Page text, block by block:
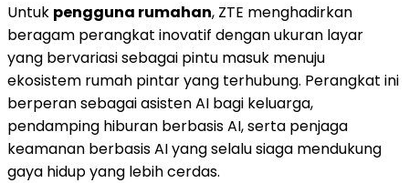
Untuk pengguna rumahan, ZTE menghadirkan
beragam perangkat inovatif dengan ukuran layar
yang bervariasi sebagai pintu masuk menuju
ekosistem rumah pintar yang terhubung. Perangkat ini
berperan sebagai asisten AI bagi keluarga,
pendamping hiburan berbasis AI, serta penjaga
keamanan berbasis AI yang selalu siaga mendukung
gaya hidup yang lebih cerdas.